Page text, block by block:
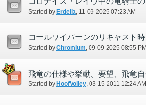
Started by Erdella ‎, 11-09-2025 07:23 AM
Started by Chromium‎, 09-09-2025 08:55 PM
Started by HoofVolley‎, 03-15-2011 12:24 AM